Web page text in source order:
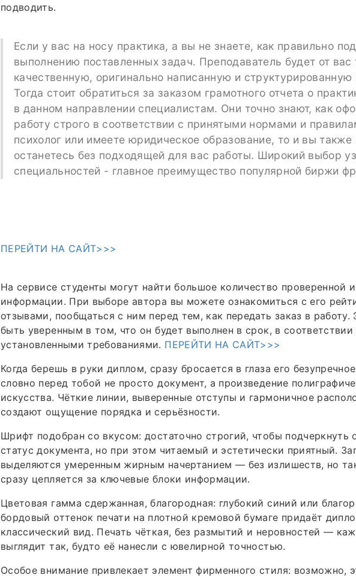
подводить.
Если у вас на носу практика, а вы не знаете, как правильно
выполнению поставленных задач. Преподаватель будет от вас
качественную, оригинально написанную и структурированную
Тогда стоит обратиться за заказом грамотного отчета о
в данном направлении специалистам. Они точно знают, как
работу строго в соответствии с принятыми нормами и
психолог или имеете юридическое образование, то и вы также
останетесь без подходящей для вас работы. Широкий выбор
специальностей - главное преимущество популярной биржи
ПЕРЕЙТИ НА САЙТ>>>
На сервисе студенты могут найти большое количество проверенной
информации. При выборе автора вы можете ознакомиться с его
отзывами, пообщаться с ним перед тем, как передать заказ в работу.
быть уверенным в том, что он будет выполнен в срок, в соответствии
установленными требованиями. ПЕРЕЙТИ НА САЙТ>>>
Когда берешь в руки диплом, сразу бросается в глаза его
словно перед тобой не просто документ, а произведение
искусства. Чёткие линии, выверенные отступы и гармоничное
создают ощущение порядка и серьёзности.
Шрифт подобран со вкусом: достаточно строгий, чтобы подчеркнуть
статус документа, но при этом читаемый и эстетически приятный.
выделяются умеренным жирным начертанием — без излишеств, но
сразу цепляется за ключевые блоки информации.
Цветовая гамма сдержанная, благородная: глубокий синий или
бордовый оттенок печати на плотной кремовой бумаге придаёт
классический вид. Печать чёткая, без размытий и неровностей —
выглядит так, будто её нанесли с ювелирной точностью.
Особое внимание привлекает элемент фирменного стиля: возможно,